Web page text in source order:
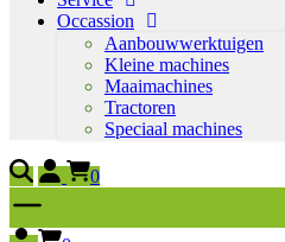
Occassion
Aanbouwwerktuigen
Kleine machines
Maaimachines
Tractoren
Speciaal machines
0